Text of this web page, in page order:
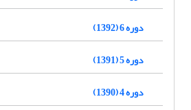
دوره 6 (1392)
دوره 5 (1391)
دوره 4 (1390)